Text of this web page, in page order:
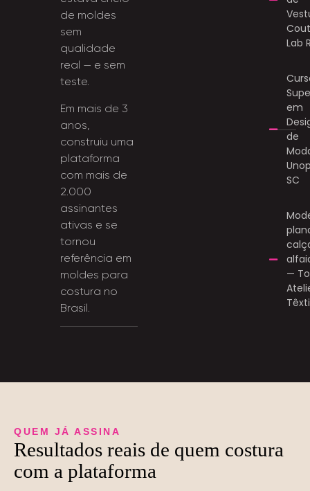
de moldes
sem
qualidade
real — e sem
teste.
Em mais de 3
anos,
construiu uma
plataforma
com mais de
2.000
assinantes
ativas e se
tornou
referência em
moldes para
costura no
Brasil.
Lab
em
de
SC
—
QUEM JÁ ASSINA
Resultados reais de quem costura
com a plataforma